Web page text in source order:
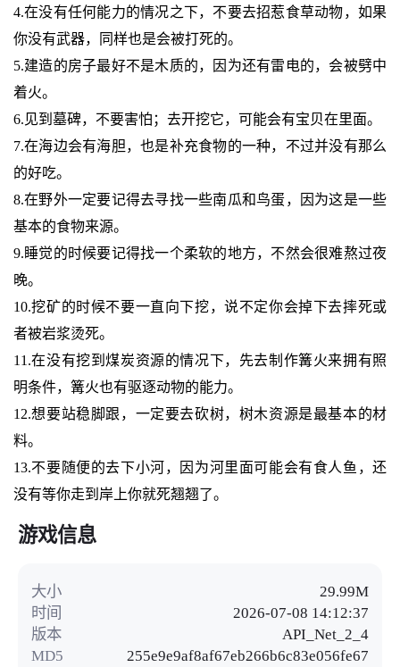
4.在没有任何能力的情况之下，不要去招惹食草动物，如果
你没有武器，同样也是会被打死的。
5.建造的房子最好不是木质的，因为还有雷电的，会被劈中
着火。
6.见到墓碑，不要害怕；去开挖它，可能会有宝贝在里面。
7.在海边会有海胆，也是补充食物的一种，不过并没有那么
的好吃。
8.在野外一定要记得去寻找一些南瓜和鸟蛋，因为这是一些
基本的食物来源。
9.睡觉的时候要记得找一个柔软的地方，不然会很难熬过夜
晚。
10.挖矿的时候不要一直向下挖，说不定你会掉下去摔死或
者被岩浆烫死。
11.在没有挖到煤炭资源的情况下，先去制作篝火来拥有照
明条件，篝火也有驱逐动物的能力。
12.想要站稳脚跟，一定要去砍树，树木资源是最基本的材
料。
13.不要随便的去下小河，因为河里面可能会有食人鱼，还
没有等你走到岸上你就死翘翘了。
游戏信息
大小
29.99M
时间
2026-07-08 14:12:37
版本
API_Net_2_4
MD5
255e9e9af8af67eb266b6c83e056fe67